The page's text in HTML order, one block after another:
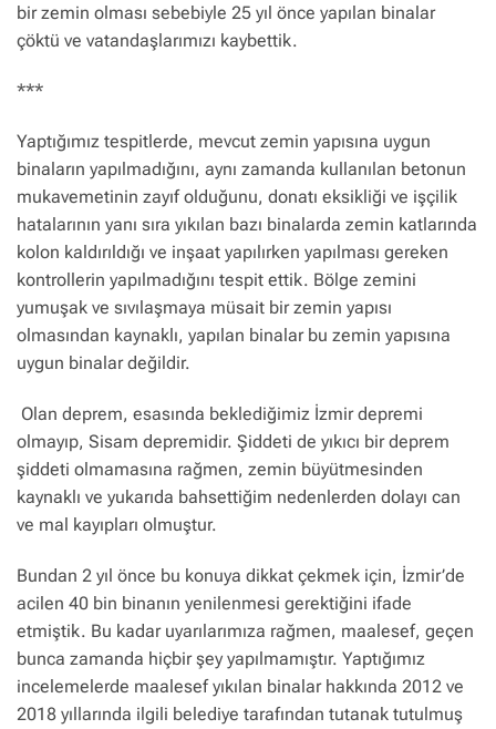
bir zemin olması sebebiyle 25 yıl önce yapılan binalar
çöktü ve vatandaşlarımızı kaybettik.
***
Yaptığımız tespitlerde, mevcut zemin yapısına uygun
binaların yapılmadığını, aynı zamanda kullanılan betonun
mukavemetinin zayıf olduğunu, donatı eksikliği ve işçilik
hatalarının yanı sıra yıkılan bazı binalarda zemin katlarında
kolon kaldırıldığı ve inşaat yapılırken yapılması gereken
kontrollerin yapılmadığını tespit ettik. Bölge zemini
yumuşak ve sıvılaşmaya müsait bir zemin yapısı
olmasından kaynaklı, yapılan binalar bu zemin yapısına
uygun binalar değildir.
Olan deprem, esasında beklediğimiz İzmir depremi
olmayıp, Sisam depremidir. Şiddeti de yıkıcı bir deprem
şiddeti olmamasına rağmen, zemin büyütmesinden
kaynaklı ve yukarıda bahsettiğim nedenlerden dolayı can
ve mal kayıpları olmuştur.
Bundan 2 yıl önce bu konuya dikkat çekmek için, İzmir’de
acilen 40 bin binanın yenilenmesi gerektiğini ifade
etmiştik. Bu kadar uyarılarımıza rağmen, maalesef, geçen
bunca zamanda hiçbir şey yapılmamıştır. Yaptığımız
incelemelerde maalesef yıkılan binalar hakkında 2012 ve
2018 yıllarında ilgili belediye tarafından tutanak tutulmuş